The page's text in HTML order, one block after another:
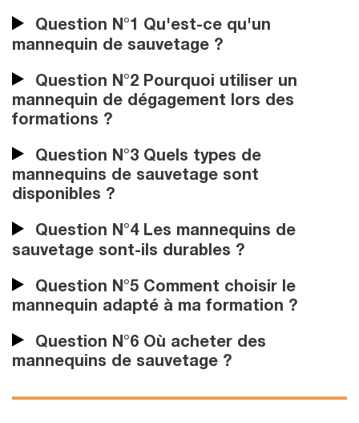
Question N°1 Qu'est-ce qu'un
mannequin de sauvetage ?
Question N°2 Pourquoi utiliser un
mannequin de dégagement lors des
formations ?
Question N°3 Quels types de
mannequins de sauvetage sont
disponibles ?
Question N°4 Les mannequins de
sauvetage sont-ils durables ?
Question N°5 Comment choisir le
mannequin adapté à ma formation ?
Question N°6 Où acheter des
mannequins de sauvetage ?